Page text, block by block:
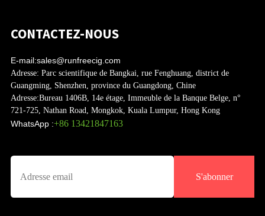
CONTACTEZ-NOUS
E-mail:sales@runfreecig.com
Adresse: Parc scientifique de Bangkai, rue Fenghuang, district de
Guangming, Shenzhen, province du Guangdong, Chine
Adresse:Bureau 1406B, 14e étage, Immeuble de la Banque Belge, n°
721-725, Nathan Road, Mongkok, Kuala Lumpur, Hong Kong
WhatsApp :+86 13421847163
S'abonner